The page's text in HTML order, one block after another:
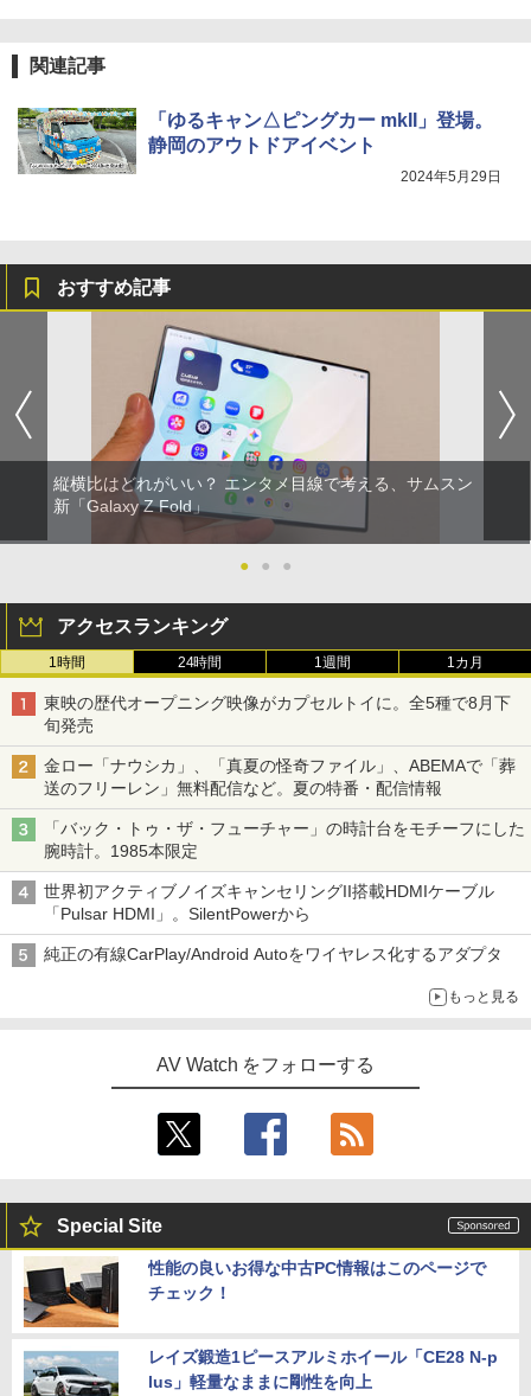
関連記事
「ゆるキャン△ピングカー mkII」登場。
静岡のアウトドアイベント
2024年5月29日
おすすめ記事
縦横比はどれがいい？ エンタメ目線で考える、サムスン
新「Galaxy Z Fold」
● ● ●
アクセスランキング
1時間 24時間 1週間 1カ月
東映の歴代オープニング映像がカプセルトイに。全5種で8月下
旬発売
金ロー「ナウシカ」、「真夏の怪奇ファイル」、ABEMAで「葬
送のフリーレン」無料配信など。夏の特番・配信情報
「バック・トゥ・ザ・フューチャー」の時計台をモチーフにした
腕時計。1985本限定
世界初アクティブノイズキャンセリングII搭載HDMIケーブル
「Pulsar HDMI」。SilentPowerから
純正の有線CarPlay/Android Autoをワイヤレス化するアダプタ
もっと見る
AV Watch をフォローする
Special Site
性能の良いお得な中古PC情報はこのページで
チェック！
レイズ鍛造1ピースアルミホイール「CE28 N-p
lus」軽量なままに剛性を向上